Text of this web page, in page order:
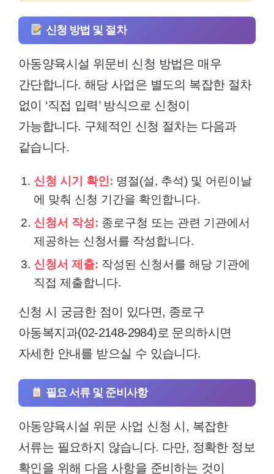
신청 방법 및 절차
아동양육시설 위문비 신청 방법은 매우
간단합니다. 해당 사업은 별도의 복잡한 절차
없이 ‘직접 입력’ 방식으로 신청이
가능합니다. 구체적인 신청 절차는 다음과
같습니다.
신청 시기 확인: 명절(설, 추석) 및 어린이날
에 맞춰 신청 기간을 확인합니다.
신청서 작성: 종로구청 또는 관련 기관에서
제공하는 신청서를 작성합니다.
신청서 제출: 작성된 신청서를 해당 기관에
직접 제출합니다.
신청 시 궁금한 점이 있다면, 종로구
아동복지과(02-2148-2984)로 문의하시면
자세한 안내를 받으실 수 있습니다.
필요 서류 및 준비사항
아동양육시설 위문 사업 신청 시, 복잡한
서류는 필요하지 않습니다. 다만, 정확한 정보
확인을 위해 다음 사항을 준비하는 것이